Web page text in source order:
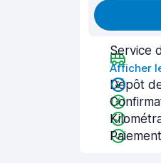
Service
Afficher
Dépôt